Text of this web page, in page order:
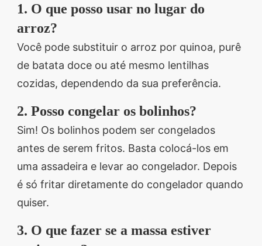
1. O que posso usar no lugar do
arroz?
Você pode substituir o arroz por quinoa, purê
de batata doce ou até mesmo lentilhas
cozidas, dependendo da sua preferência.
2. Posso congelar os bolinhos?
Sim! Os bolinhos podem ser congelados
antes de serem fritos. Basta colocá-los em
uma assadeira e levar ao congelador. Depois
é só fritar diretamente do congelador quando
quiser.
3. O que fazer se a massa estiver